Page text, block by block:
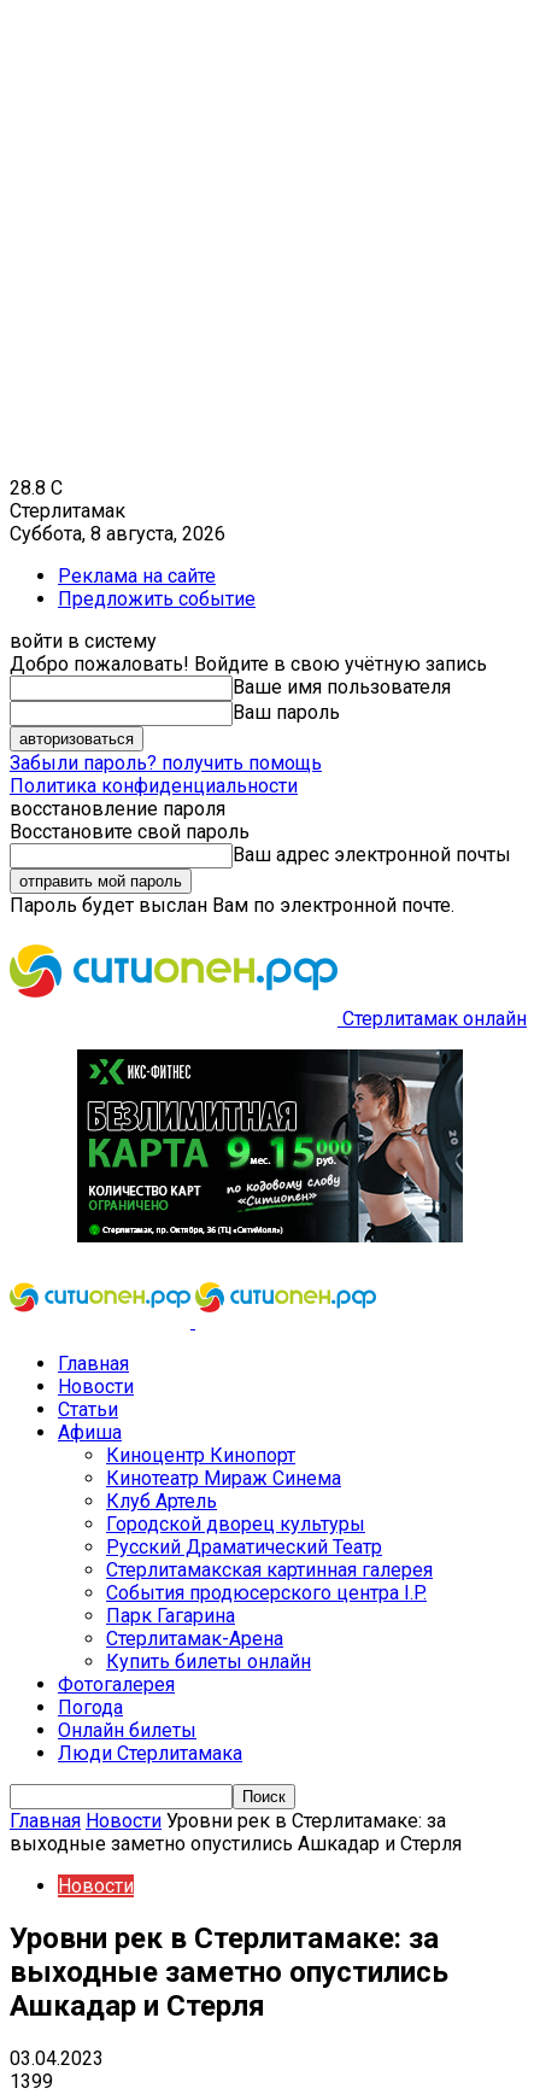
28.8 C
Стерлитамак
Суббота, 8 августа, 2026
Реклама на сайте
Предложить событие
войти в систему
Добро пожаловать! Войдите в свою учётную запись
Ваше имя пользователя
Ваш пароль
Забыли пароль? получить помощь
Политика конфиденциальности
восстановление пароля
Восстановите свой пароль
Ваш адрес электронной почты
Пароль будет выслан Вам по электронной почте.
Стерлитамак онлайн
Главная
Новости
Статьи
Афиша
Киноцентр Кинопорт
Кинотеатр Мираж Синема
Клуб Артель
Городской дворец культуры
Русский Драматический Театр
Стерлитамакская картинная галерея
События продюсерского центра I.P.
Парк Гагарина
Стерлитамак-Арена
Купить билеты онлайн
Фотогалерея
Погода
Онлайн билеты
Люди Стерлитамака
Главная Новости Уровни рек в Стерлитамаке: за
выходные заметно опустились Ашкадар и Стерля
Новости
Уровни рек в Стерлитамаке: за
выходные заметно опустились
Ашкадар и Стерля
03.04.2023
1399